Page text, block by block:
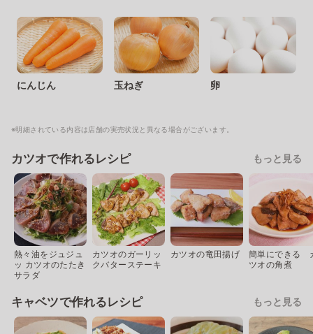
にんじん 玉ねぎ 卵
※明細されている内容は店舗の実売状況と異なる場合がございます。
カツオで作れるレシピ もっと見る
熱々油をジュジュ
ッ カツオのたたき
サラダ
カツオのガーリッ
クバターステーキ
カツオの竜田揚げ
簡単にできる
ツオの角煮
キャベツで作れるレシピ もっと見る